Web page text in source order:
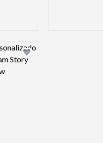
preview image